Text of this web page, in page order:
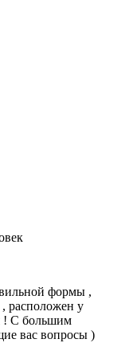
формы ,
расположен у
! С большим
вас вопросы )